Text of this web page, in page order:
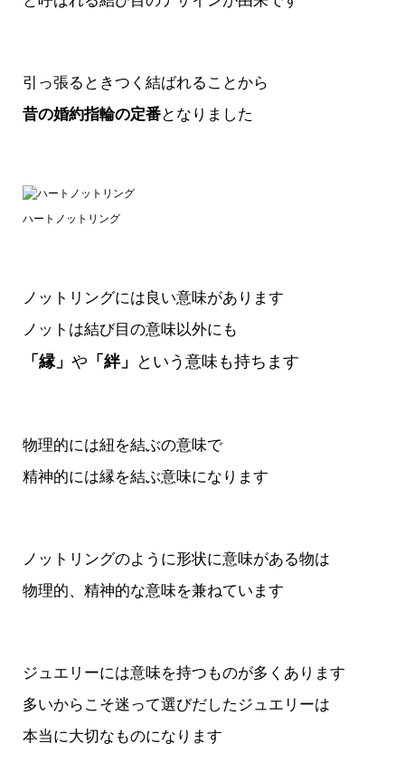
引っ張るときつく結ばれることから
昔の婚約指輪の定番となりました
ハートノットリング
ノットリングには良い意味があります
ノットは結び目の意味以外にも
「縁」 や 「絆」 という意味も持ちます
物理的には紐を結ぶの意味で
精神的には縁を結ぶ意味になります
ノットリングのように形状に意味がある物は
物理的、精神的な意味を兼ねています
ジュエリーには意味を持つものが多くあります
多いからこそ迷って選びだしたジュエリーは
本当に大切なものになります